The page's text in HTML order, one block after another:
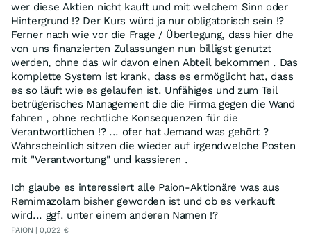
wer diese Aktien nicht kauft und mit welchem Sinn oder
Hintergrund !? Der Kurs würd ja nur obligatorisch sein !?
Ferner nach wie vor die Frage / Überlegung, dass hier dhe
von uns finanzierten Zulassungen nun billigst genutzt
werden, ohne das wir davon einen Abteil bekommen . Das
komplette System ist krank, dass es ermöglicht hat, dass
es so läuft wie es gelaufen ist. Unfähiges und zum Teil
betrügerisches Management die die Firma gegen die Wand
fahren , ohne rechtliche Konsequenzen für die
Verantwortlichen !? ... ofer hat Jemand was gehört ?
Wahrscheinlich sitzen die wieder auf irgendwelche Posten
mit "Verantwortung" und kassieren .
Ich glaube es interessiert alle Paion-Aktionäre was aus
Remimazolam bisher geworden ist und ob es verkauft
wird... ggf. unter einem anderen Namen !?
PAION | 0,022 €